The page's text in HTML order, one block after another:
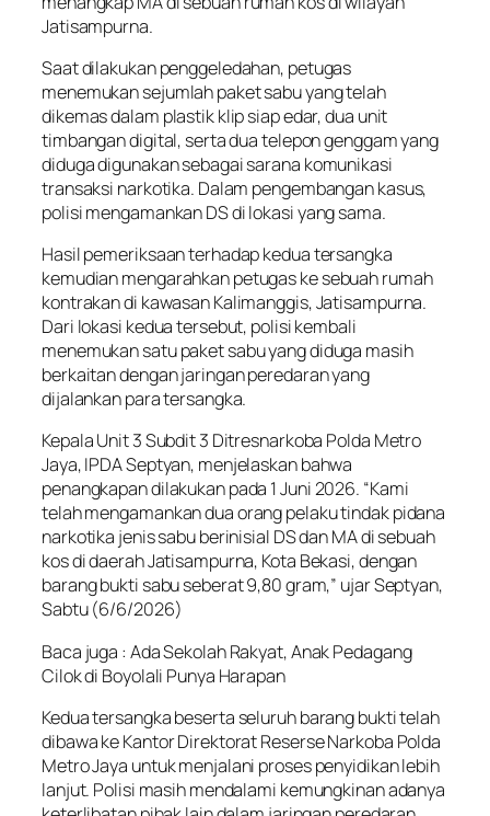
Jatisampurna.
Saat dilakukan penggeledahan, petugas
menemukan sejumlah paket sabu yang telah
dikemas dalam plastik klip siap edar, dua unit
timbangan digital, serta dua telepon genggam yang
diduga digunakan sebagai sarana komunikasi
transaksi narkotika. Dalam pengembangan kasus,
polisi mengamankan DS di lokasi yang sama.
Hasil pemeriksaan terhadap kedua tersangka
kemudian mengarahkan petugas ke sebuah rumah
kontrakan di kawasan Kalimanggis, Jatisampurna.
Dari lokasi kedua tersebut, polisi kembali
menemukan satu paket sabu yang diduga masih
berkaitan dengan jaringan peredaran yang
dijalankan para tersangka.
Kepala Unit 3 Subdit 3 Ditresnarkoba Polda Metro
Jaya, IPDA Septyan, menjelaskan bahwa
penangkapan dilakukan pada 1 Juni 2026. “Kami
telah mengamankan dua orang pelaku tindak pidana
narkotika jenis sabu berinisial DS dan MA di sebuah
kos di daerah Jatisampurna, Kota Bekasi, dengan
barang bukti sabu seberat 9,80 gram,” ujar Septyan,
Sabtu (6/6/2026)
Baca juga : Ada Sekolah Rakyat, Anak Pedagang
Cilok di Boyolali Punya Harapan
Kedua tersangka beserta seluruh barang bukti telah
dibawa ke Kantor Direktorat Reserse Narkoba Polda
Metro Jaya untuk menjalani proses penyidikan lebih
lanjut. Polisi masih mendalami kemungkinan adanya